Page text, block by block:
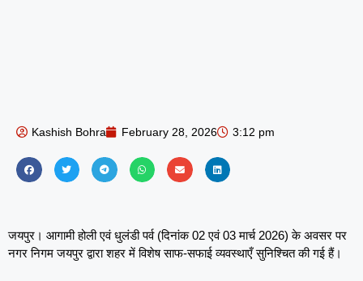
Kashish Bohra February 28, 2026 3:12 pm
जयपुर। आगामी होली एवं धुलंडी पर्व (दिनांक 02 एवं 03 मार्च 2026) के अवसर पर
नगर निगम जयपुर द्वारा शहर में विशेष साफ-सफाई व्यवस्थाएँ सुनिश्चित की गई हैं।